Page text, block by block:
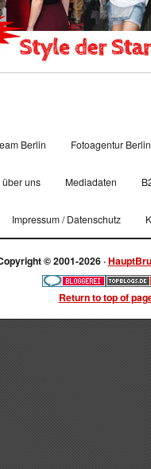
Berlin Fotoagentur Berlin
uns Mediadaten
Impressum / Datenschutz
© 2001-2026 ·
Return to top of